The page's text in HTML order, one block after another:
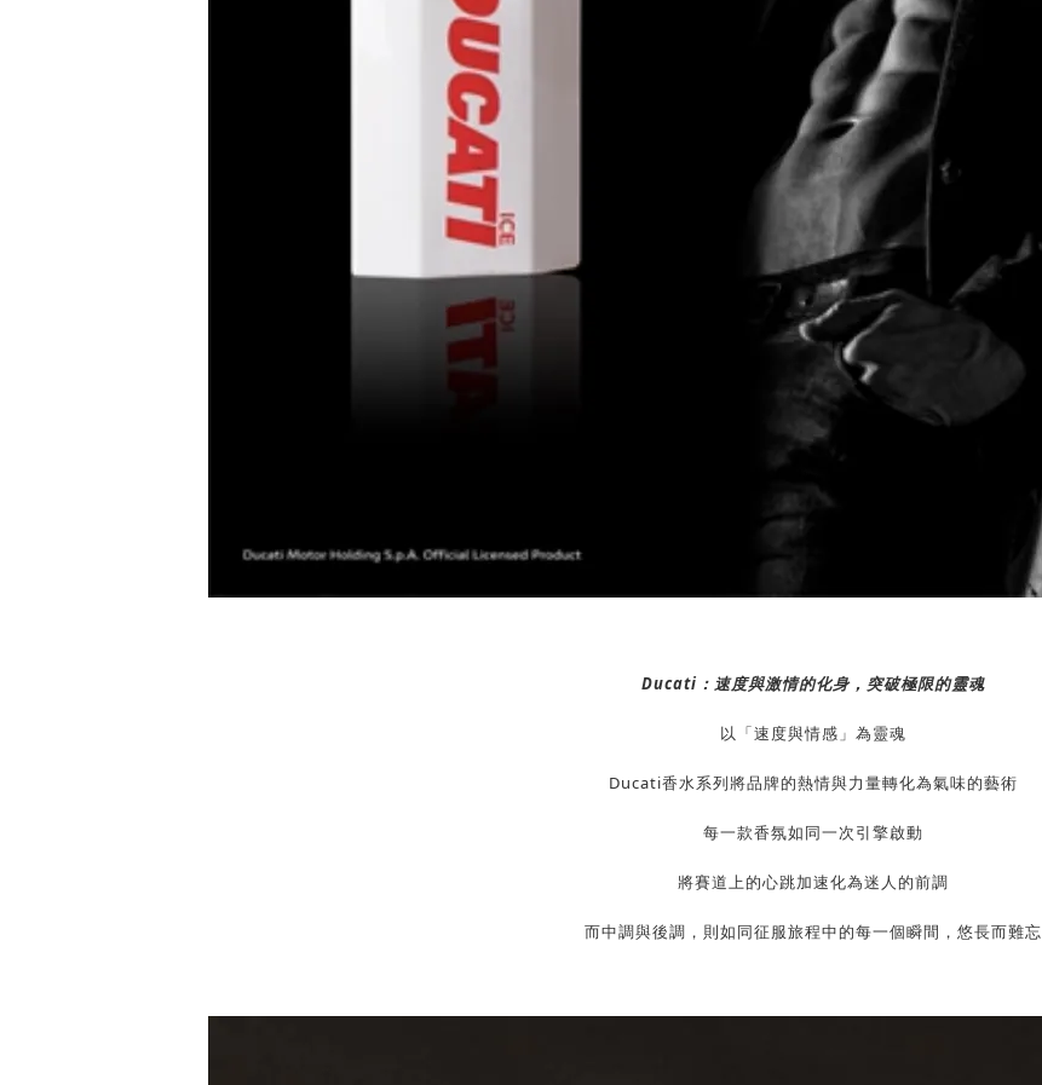
Ducati：速度與激情的化身，突破極限的靈魂
以「速度與情感」為靈魂
Ducati香水系列將品牌的熱情與力量轉化為氣味的藝術
每一款香氛如同一次引擎啟動
將賽道上的心跳加速化為迷人的前調
而中調與後調，則如同征服旅程中的每一個瞬間，悠長而難忘